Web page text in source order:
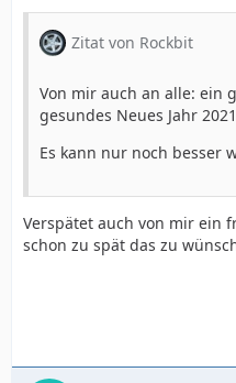
Zitat von Rockbit
Von mir auch an alle: ein
gesundes Neues Jahr
Es kann nur noch besser
Verspätet auch von mir ein
schon zu spät das zu